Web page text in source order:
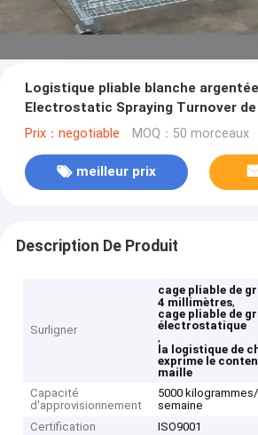
Logistique pliable blanche
Electrostatic Spraying Turnover
millimètres exprès
Prix：negotiable MOQ：50 morceaux
meilleur prix
Description De Produit
Surligner
cage pliable de
4 millimètres,
cage pliable de
électrostatique
,
la logistique de
exprime le
maille
Capacité
d'approvisionnement
5000
semaine
Certification
ISO9001